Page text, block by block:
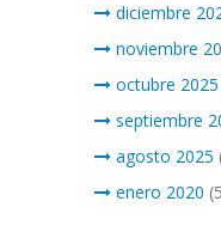
diciembre
noviembre
octubre 2025
septiembre
agosto 2025
enero 2020